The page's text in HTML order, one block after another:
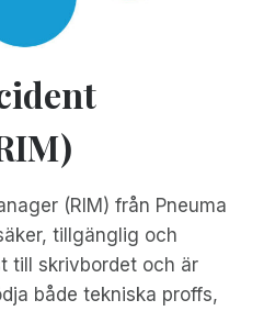
(RIM) från Pneuma
tillgänglig och
till skrivbordet och är
både tekniska proffs,